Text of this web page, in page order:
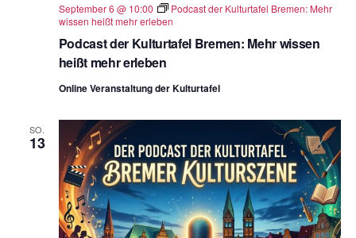
Podcast der Kulturtafel Bremen: Mehr wissen
heißt mehr erleben
September 6 @ 10:00
Podcast der Kulturtafel Bremen: Mehr
wissen heißt mehr erleben
Online Veranstaltung der Kulturtafel
SO.
13